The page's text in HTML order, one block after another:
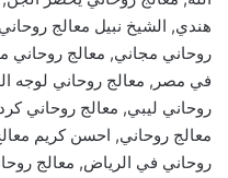
هندي, الشيخ نبيل معالج
روحاني مجاني, معالج روحاني
في مصر, معالج روحاني لوجه
روحاني ليبي, معالج روحاني
معالج روحاني, احسن كريم
روحاني في الرياض, معالج